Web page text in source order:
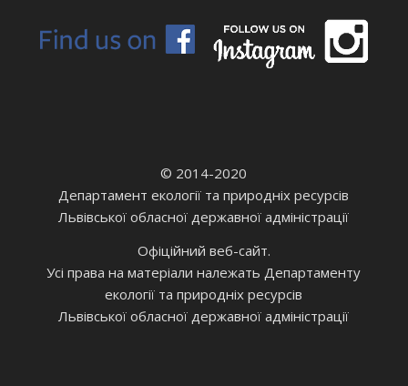
© 2014-2020
Департамент екології та природніх ресурсів
Львівської обласної державної адміністрації
Офіційний веб-сайт.
Усі права на матеріали належать Департаменту
екології та природніх ресурсів
Львівської обласної державної адміністрації